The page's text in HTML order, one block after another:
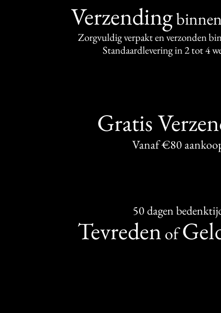
Verzending
Zorgvuldig verpakt en verzonden
Standaardlevering in 2 tot 4
Gratis
Vanaf €80
50 dagen
Tevredenof